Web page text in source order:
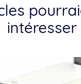
intéresser